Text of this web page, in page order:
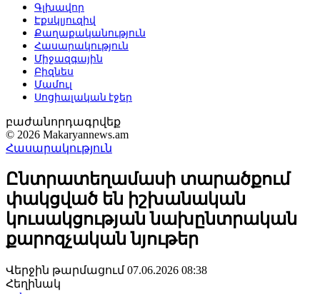
Գլխավոր
Էքսկլյուզիվ
Քաղաքականություն
Հասարակություն
Միջազգային
Բիզնես
Մամուլ
Սոցիալական էջեր
բաժանորդագրվեք
© 2026 Makaryannews.am
Հասարակություն
Ընտրատեղամասի տարածքում
փակցված են իշխանական
կուսակցության նախընտրական
քարոզչական նյութեր
Վերջին թարմացում 07.06.2026 08:38
Հեղինակ